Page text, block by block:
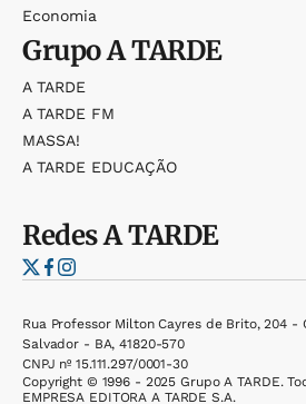
Economia
GrupoA TARDE
A TARDE
A TARDE FM
MASSA!
A TARDE EDUCAÇÃO
RedesA TARDE
Rua Professor Milton Cayres de Brito, 204 -
Salvador - BA, 41820-570
CNPJ nº 15.111.297/0001-30
Copyright © 1996 - 2025 Grupo A TARDE.
EMPRESA EDITORA A TARDE S.A.